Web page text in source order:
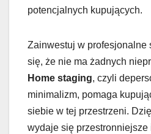
potencjalnych kupujących.
Zainwestuj w profesjonalne
się, że nie ma żadnych
Home staging, czyli
minimalizm, pomaga
siebie w tej przestrzeni.
wydaje się przestronniejsze